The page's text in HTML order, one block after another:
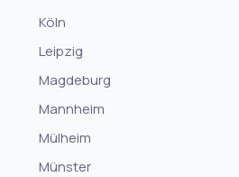
Köln
Leipzig
Magdeburg
Mannheim
Mülheim
Münster